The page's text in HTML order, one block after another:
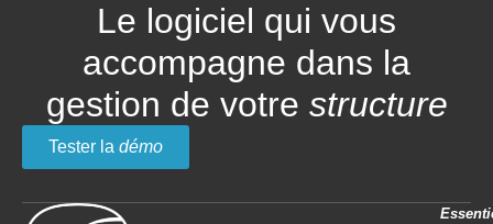
Le logiciel qui vous
accompagne dans la
gestion de votre structure
Tester la démo